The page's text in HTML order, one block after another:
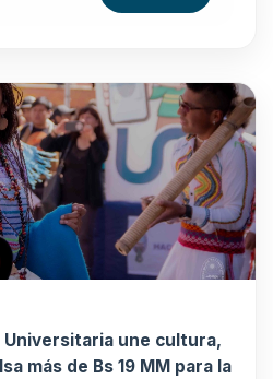
Universitaria une cultura,
más de Bs 19 MM para la